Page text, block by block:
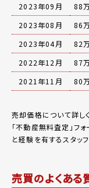
2023年09月
88
2023年08月
86
2023年04月
82
2022年12月
87
2021年11月
80
売却価格について詳し
「不動産無料査定 」フ
と経験を有するスタッ
売買のよくある